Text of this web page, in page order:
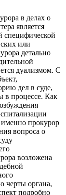
в делах о
является
специфической
или
детально
дуализмом. С
дел в суде,
в процессе. Как
прокурор
вопроса о
возложена
черты органа,
подробно